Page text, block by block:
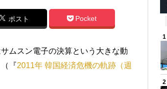
ポスト Pocket
ムスン電子の決算という大きな動
『2011年 韓国経済危機の軌跡（週